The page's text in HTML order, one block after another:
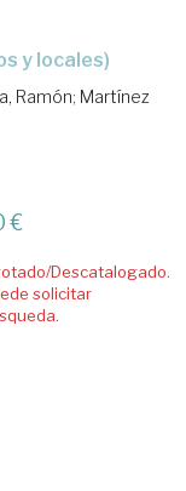
y locales)
Ramón; Martínez
€
Descatalogado.
solicitar